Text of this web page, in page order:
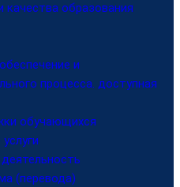
качества образования
и
процесса. доступная
обучающихся
(перевода)